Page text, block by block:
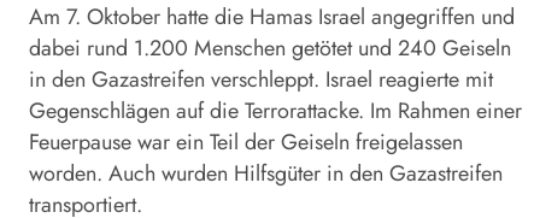
Am 7. Oktober hatte die Hamas Israel angegriffen und
dabei rund 1.200 Menschen getötet und 240 Geiseln
in den Gazastreifen verschleppt. Israel reagierte mit
Gegenschlägen auf die Terrorattacke. Im Rahmen einer
Feuerpause war ein Teil der Geiseln freigelassen
worden. Auch wurden Hilfsgüter in den Gazastreifen
transportiert.